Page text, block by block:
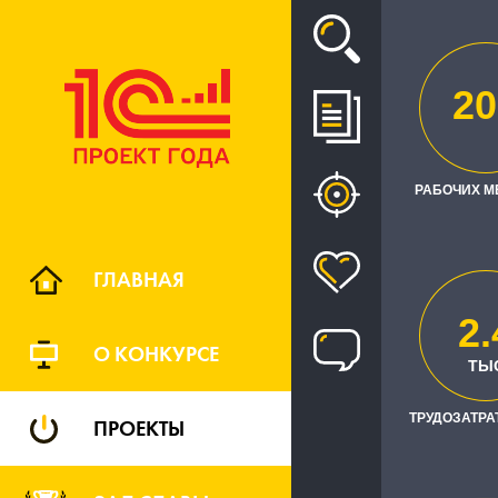
ГЛАВНАЯ
О КОНКУРСЕ
ПРОЕКТЫ
Проект
РАБОЧИХ